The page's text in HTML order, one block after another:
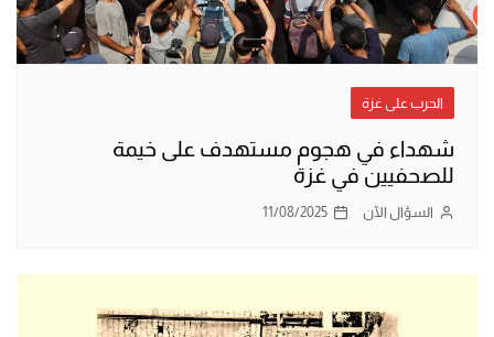
الحرب على غزة
شهداء في هجوم مستهدف على خيمة
للصحفيين في غزة
السؤال الآن 11/08/2025